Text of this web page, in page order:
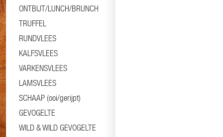
ONTBIJT/LUNCH/BRUNCH
TRUFFEL
RUNDVLEES
KALFSVLEES
VARKENSVLEES
LAMSVLEES
SCHAAP (ooi/gerijpt)
GEVOGELTE
WILD & WILD GEVOGELTE